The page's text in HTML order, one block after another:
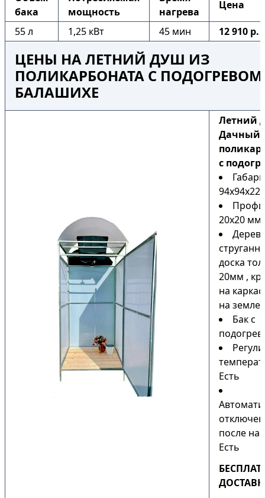
бака
мощность
нагрева
Цена
55 л 1,25 кВт 45 мин 12 910 р.
ЦЕНЫ НА ЛЕТНИЙ ДУШ ИЗ
ПОЛИКАРБОНАТА С ПОДОГРЕВОМ
БАЛАШИХЕ
Летний
Дачный
с
20х20 мм
доска
20мм ,
на
на земле)
Бак с
Есть
после
Есть